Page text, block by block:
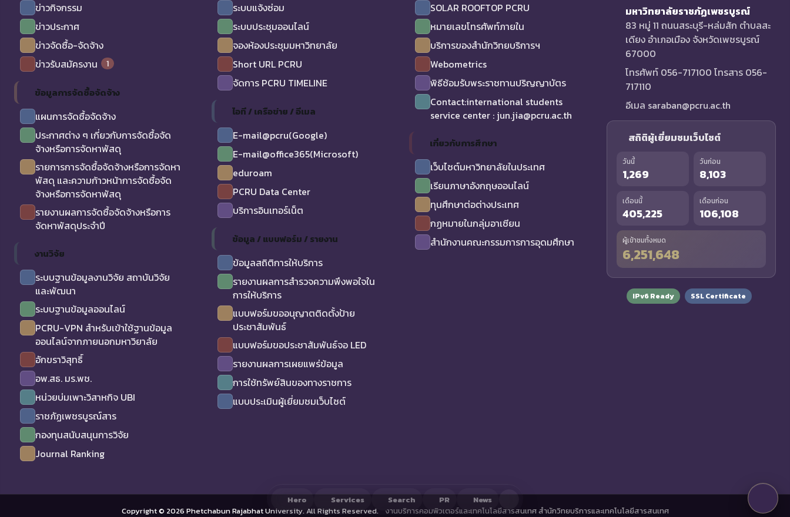
ข่าวกิจกรรม
ข่าวประกาศ
ข่าวจัดซื้อ-จัดจ้าง
ข่าวรับสมัครงาน
1
ข้อมูลการจัดซื้อจัดจ้าง
แผนการจัดซื้อจัดจ้าง
ประกาศต่าง ๆ เกี่ยวกับการจัดซื้อจัด
จ้างหรือการจัดหาพัสดุ
รายการการจัดซื้อจัดจ้างหรือการจัดหา
พัสดุ และความก้าวหน้าการจัดซื้อจัด
จ้างหรือการจัดหาพัสดุ
รายงานผลการจัดซื้อจัดจ้างหรือการ
จัดหาพัสดุประจำปี
งานวิจัย
ระบบฐานข้อมูลงานวิจัย สถาบันวิจัย
และพัฒนา
ระบบฐานข้อมูลออนไลน์
PCRU-VPN สำหรับเข้าใช้ฐานข้อมูล
ออนไลน์จากภายนอกมหาวิยาลัย
อักขราวิสุทธิ์
อพ.สธ. มร.พช.
หน่วยบ่มเพาะวิสาหกิจ UBI
ราชภัฏเพชรบูรณ์สาร
กองทุนสนับสนุนการวิจัย
Journal Ranking
ระบบแจ้งซ่อม
ระบบประชุมออนไลน์
จองห้องประชุมมหาวิทยาลัย
Short URL PCRU
จัดการ PCRU TIMELINE
ไอที / เครือข่าย / อีเมล
E-mail@pcru(Google)
E-mail@office365(Microsoft)
eduroam
PCRU Data Center
บริการอินเทอร์เน็ต
ข้อมูล / แบบฟอร์ม / รายงาน
ข้อมูลสถิติการให้บริการ
รายงานผลการสำรวจความพึงพอใจใน
การให้บริการ
แบบฟอร์มขออนุญาตติดตั้งป้าย
ประชาสัมพันธ์
แบบฟอร์มขอประชาสัมพันธ์จอ LED
รายงานผลการเผยแพร่ข้อมูล
การใช้ทรัพย์สินของทางราชการ
แบบประเมินผู้เยี่ยมชมเว็บไซต์
SOLAR ROOFTOP PCRU
หมายเลขโทรศัพท์ภายใน
บริการของสำนักวิทยบริการฯ
Webometrics
พิธีซ้อมรับพระราชทานปริญญาบัตร
Contact:international students
service center : jun.jia@pcru.ac.th
เกี่ยวกับการศึกษา
เว็บไซต์มหาวิทยาลัยในประเทศ
เรียนภาษาอังกฤษออนไลน์
ทุนศึกษาต่อต่างประเทศ
กฏหมายในกลุ่มอาเซียน
สำนักงานคณะกรรมการการอุดมศึกษา
มหาวิทยาลัยราชภัฏเพชรบูรณ์
83 หมู่ 11 ถนนสระบุรี-หล่มสัก ตำบลสะ
เดียง อำเภอเมือง จังหวัดเพชรบูรณ์
67000
โทรศัพท์ 056-717100 โทรสาร 056-
717110
อีเมล saraban@pcru.ac.th
สถิติผู้เยี่ยมชมเว็บไซต์
วันนี้
1,269
วันก่อน
8,103
เดือนนี้
405,225
เดือนก่อน
106,108
ผู้เข้าชมทั้งหมด
6,251,648
IPv6 Ready SSL Certificate
Copyright © 2026 Phetchabun Rajabhat University. All Rights Reserved. งานบริการคอมพิวเตอร์และเทคโนโลยีสารสนเทศ สำนักวิทยบริการและเทคโนโลยีสารสนเทศ
Hero Services Search PR News